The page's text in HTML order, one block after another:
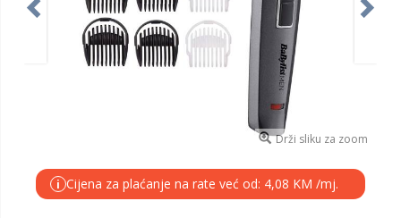
Drži sliku za zoom
i Cijena za plaćanje na rate već od: 4,08 KM /mj.